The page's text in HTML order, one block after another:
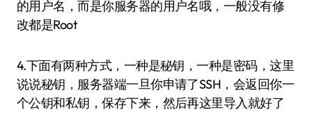
的用户名，而是你服务器的用户名哦，一般没有修
改都是Root
4.下面有两种方式，一种是秘钥，一种是密码，这里
说说秘钥，服务器端一旦你申请了SSH，会返回你一
个公钥和私钥，保存下来，然后再这里导入就好了